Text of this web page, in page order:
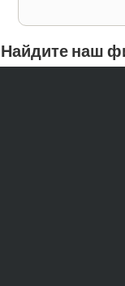
Найдите наш